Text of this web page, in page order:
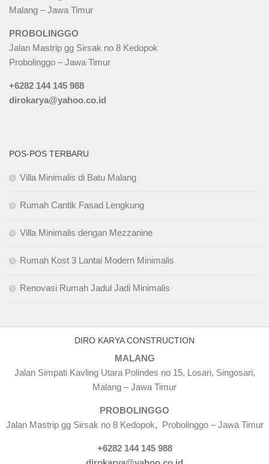
Malang – Jawa Timur
PROBOLINGGO
Jalan Mastrip gg Sirsak no 8 Kedopok
Probolinggo – Jawa Timur
+6282 144 145 988
dirokarya@yahoo.co.id
POS-POS TERBARU
Villa Minimalis di Batu Malang
Rumah Cantik Fasad Lengkung
Villa Minimalis dengan Mezzanine
Rumah Kost 3 Lantai Modern Minimalis
Renovasi Rumah Jadul Jadi Minimalis
DIRO KARYA CONSTRUCTION
MALANG
Jalan Simpati Kavling Utara Polindes no 15, Losari, Singosari,
Malang – Jawa Timur
PROBOLINGGO
Jalan Mastrip gg Sirsak no 8 Kedopok, Probolinggo – Jawa Timur
+6282 144 145 988